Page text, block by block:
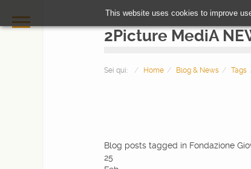
2Picture MediA
Sei qui: Home Blog & News Tags
Blog posts tagged in Fondazione
25
This website uses cookies to improve